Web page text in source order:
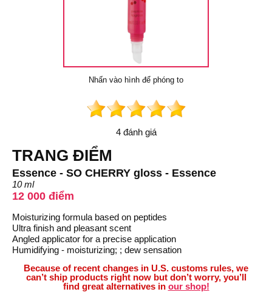
Nhấn vào hình để phóng to
4 đánh giá
TRANG ĐIỂM
Essence - SO CHERRY gloss - Essence
10 ml
12 000 điểm
Moisturizing formula based on peptides
Ultra finish and pleasant scent
Angled applicator for a precise application
Humidifying - moisturizing; ; dew sensation
Because of recent changes in U.S. customs rules, we
can’t ship products right now but don’t worry, you’ll
find great alternatives in our shop!